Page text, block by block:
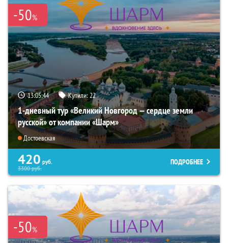
-50%
13:05:43 Купили:22
1-дневный тур «Великий Новгород — сердце земли
русской» от компании «Шарм»
Достоевская
420 руб.
3300руб.
ПОДРОБНЕЕ
-50%